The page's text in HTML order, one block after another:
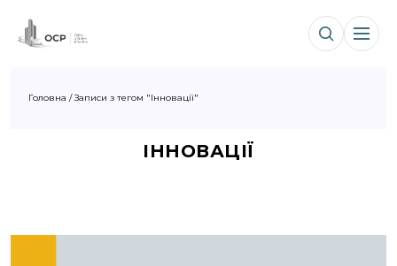
Головна /Записи з тегом "Інновації"
ІННОВАЦІЇ